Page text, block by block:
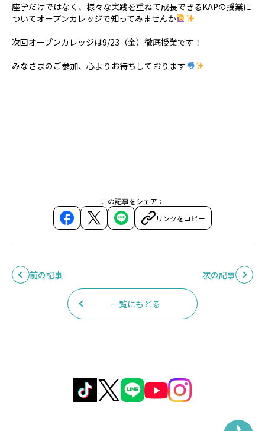
座学だけではなく、様々な実践を重ねて成長できるKAPの授業に
ついてオープンカレッジで知ってみませんか
次回オープンカレッジは9/23（金）徹底授業です！
みなさまのご参加、心よりお待ちしております
この記事をシェア：
リンクをコピー
前の記事
一覧にもどる
次の記事